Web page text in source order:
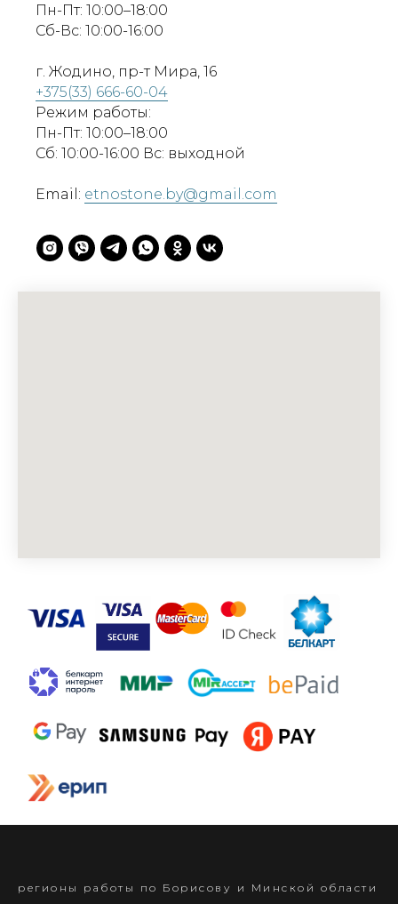
Пн-Пт: 10:00–18:00
Сб-Вс: 10:00-16:00
г. Жодино, пр-т Мира, 16
+375(33) 666-60-04
Режим работы:
Пн-Пт: 10:00–18:00
Сб: 10:00-16:00 Вс: выходной
Email: etnostone.by@gmail.com
регионы работы по Борисову и Минской области